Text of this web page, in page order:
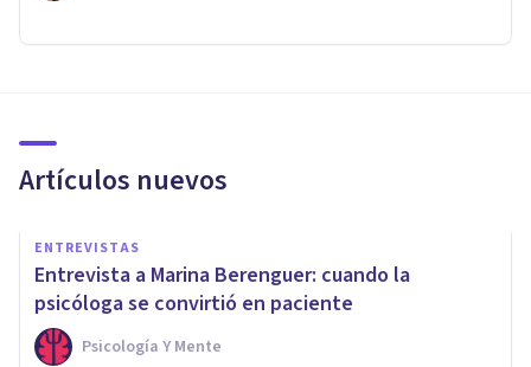
Artículos nuevos
ENTREVISTAS
Entrevista a Marina Berenguer: cuando la
psicóloga se convirtió en paciente
Psicología Y Mente